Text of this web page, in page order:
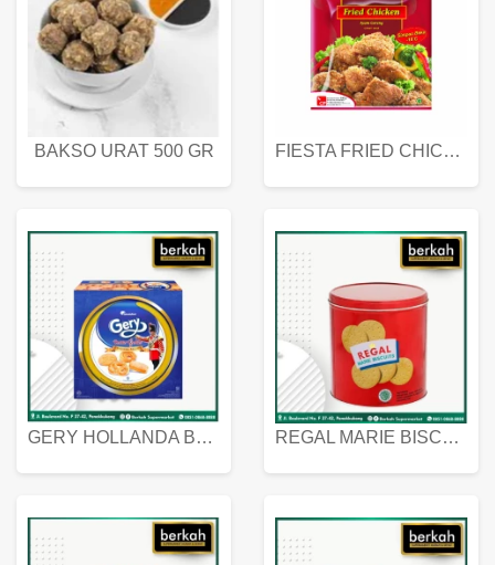
BAKSO URAT 500 GR FIESTA FRIED CHICKEN 500 GR
GERY HOLLANDA BUTTER COOKIES 450 GRAM REGAL MARIE BISCUIT KALENG 550 GRAM